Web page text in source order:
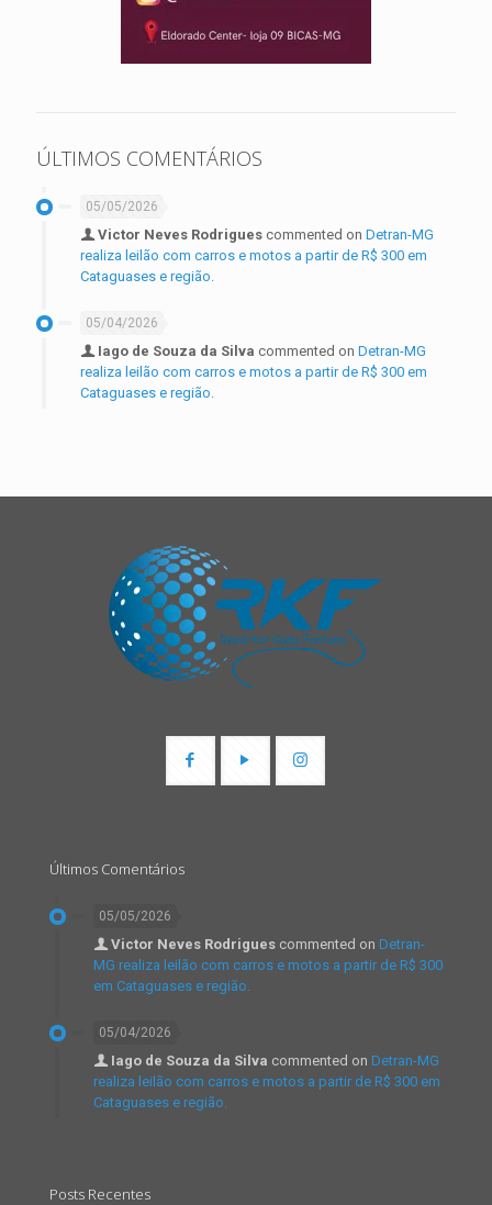
ÚLTIMOS COMENTÁRIOS
05/05/2026
Victor Neves Rodrigues commented on Detran-MG
realiza leilão com carros e motos a partir de R$ 300 em
Cataguases e região.
05/04/2026
Iago de Souza da Silva commented on Detran-MG
realiza leilão com carros e motos a partir de R$ 300 em
Cataguases e região.
Últimos Comentários
05/05/2026
Victor Neves Rodrigues commented on Detran-
MG realiza leilão com carros e motos a partir de R$ 300
em Cataguases e região.
05/04/2026
Iago de Souza da Silva commented on Detran-MG
realiza leilão com carros e motos a partir de R$ 300 em
Cataguases e região.
Posts Recentes